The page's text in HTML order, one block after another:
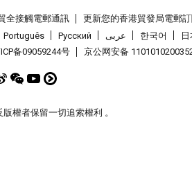
全接觸電郵通訊 更新您的香港貿發局電郵
Português Pусский عربى 한국어
备09059244号 京公网安备
權者保留一切追索權利 。